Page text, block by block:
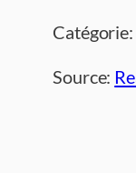
Source: